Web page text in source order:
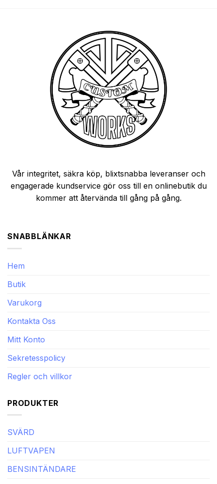
Vår integritet, säkra köp, blixtsnabba leveranser och
engagerade kundservice gör oss till en onlinebutik du
kommer att återvända till gång på gång.
SNABBLÄNKAR
Hem
Butik
Varukorg
Kontakta Oss
Mitt Konto
Sekretesspolicy
Regler och villkor
PRODUKTER
SVÄRD
LUFTVAPEN
BENSINTÄNDARE